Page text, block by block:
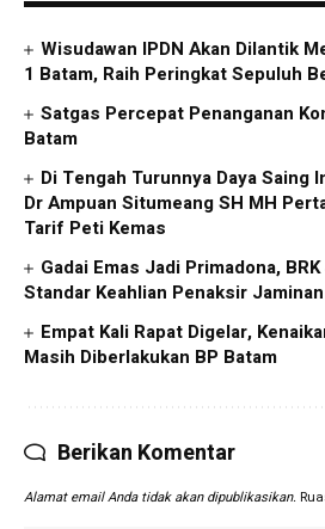
Wisudawan IPDN Akan Dilantik
1 Batam, Raih Peringkat Sepuluh
Satgas Percepat Penanganan
Batam
Di Tengah Turunnya Daya Saing
Dr Ampuan Situmeang SH MH
Tarif Peti Kemas
Gadai Emas Jadi Primadona,
Standar Keahlian Penaksir
Empat Kali Rapat Digelar,
Masih Diberlakukan BP Batam
Berikan Komentar
Alamat email Anda tidak akan dipublikasikan.